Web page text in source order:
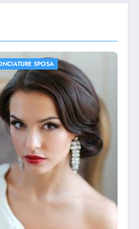
ACCONCIATURE SPOSA
FOTO MATRIMONIO